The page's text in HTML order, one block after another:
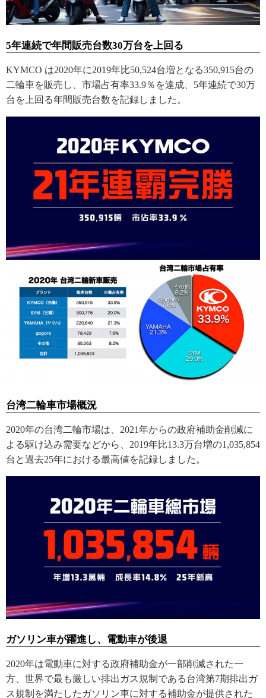
5年連続で年間販売台数30万台を上回る
KYMCO は2020年に2019年比50,524台増となる350,915台の
二輪車を販売し、市場占有率33.9％を達成、5年連続で30万
台を上回る年間販売台数を記録しました。
台湾二輪車市場概況
2020年の台湾二輪市場は、2021年からの政府補助金削減に
よる駆け込み需要などから、2019年比13.3万台増の1,035,854
台と過去25年における最高値を記録しました。
ガソリン車が躍進し、電動車が後退
2020年は電動車に対する政府補助金が一部削減された一
方、世界で最も厳しい排出ガス規制である台湾第7期排出ガ
ス規制を満たしたガソリン車に対する補助金が提供された